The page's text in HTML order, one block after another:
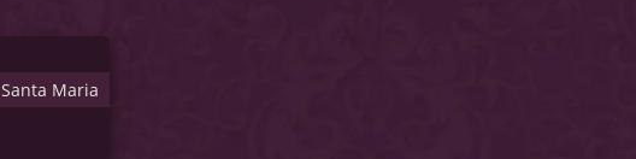
Santa Maria